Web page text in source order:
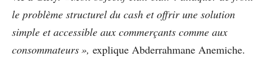
le problème structurel du cash et offrir une solution
simple et accessible aux commerçants comme aux
consommateurs », explique Abderrahmane Anemiche.